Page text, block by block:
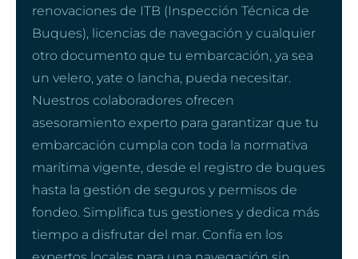
renovaciones de ITB (Inspección Técnica de
Buques), licencias de navegación y cualquier
otro documento que tu embarcación, ya sea
un velero, yate o lancha, pueda necesitar.
Nuestros colaboradores ofrecen
asesoramiento experto para garantizar que tu
embarcación cumpla con toda la normativa
marítima vigente, desde el registro de buques
hasta la gestión de seguros y permisos de
fondeo. Simplifica tus gestiones y dedica más
tiempo a disfrutar del mar. Confía en los